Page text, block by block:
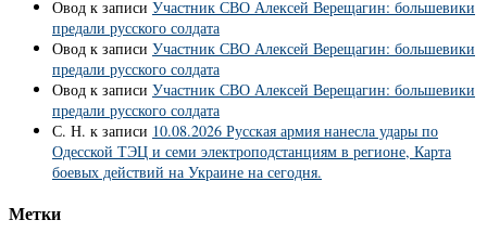
Овод к записи Участник СВО Алексей Верещагин: большевики
предали русского солдата
Овод к записи Участник СВО Алексей Верещагин: большевики
предали русского солдата
Овод к записи Участник СВО Алексей Верещагин: большевики
предали русского солдата
С. Н. к записи 10.08.2026 Русская армия нанесла удары по
Одесской ТЭЦ и семи электроподстанциям в регионе, Карта
боевых действий на Украине на сегодня.
Метки